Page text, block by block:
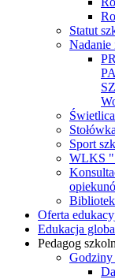
Statut
Nadanie
Sport
WLKS
Oferta
Edukacja
Pedagog
Godziny